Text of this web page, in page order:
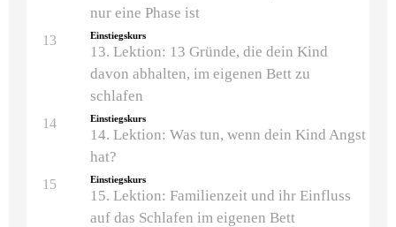
nur eine Phase ist
13 Einstiegskurs
13. Lektion: 13 Gründe, die dein Kind
davon abhalten, im eigenen Bett zu
schlafen
14 Einstiegskurs
14. Lektion: Was tun, wenn dein Kind Angst
hat?
15 Einstiegskurs
15. Lektion: Familienzeit und ihr Einfluss
auf das Schlafen im eigenen Bett